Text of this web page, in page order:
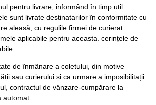
pentru livrare, informând în timp util
sunt livrate destinatarilor în conformitate cu
aleasă, cu regulile firmei de curierat
aplicabile pentru aceasta. cerințele de
de înmânare a coletului, din motive
sau curierului și ca urmare a imposibilitații
contractul de vânzare-cumpărare la
automat.